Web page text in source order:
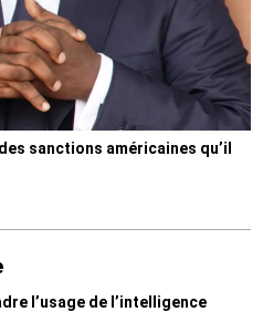
sanctions américaines qu’il
l’usage de l’intelligence